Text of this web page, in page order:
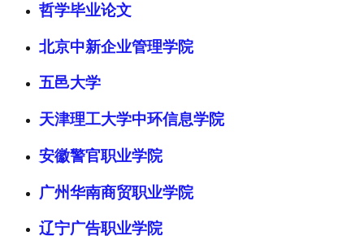
哲学毕业论文
北京中新企业管理学院
五邑大学
天津理工大学中环信息学院
安徽警官职业学院
广州华南商贸职业学院
辽宁广告职业学院